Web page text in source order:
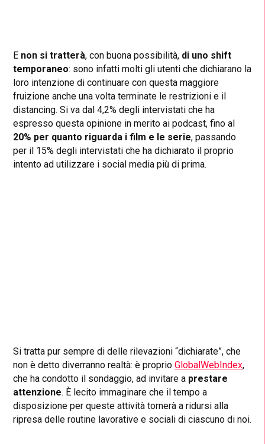
E non si tratterà, con buona possibilità, di uno shift
temporaneo: sono infatti molti gli utenti che dichiarano la
loro intenzione di continuare con questa maggiore
fruizione anche una volta terminate le restrizioni e il
distancing. Si va dal 4,2% degli intervistati che ha
espresso questa opinione in merito ai podcast, fino al
20% per quanto riguarda i film e le serie, passando
per il 15% degli intervistati che ha dichiarato il proprio
intento ad utilizzare i social media più di prima.
Si tratta pur sempre di delle rilevazioni “dichiarate”, che
non è detto diverranno realtà: è proprioGlobalWebIndex,
che ha condotto il sondaggio, ad invitare a prestare
attenzione. È lecito immaginare che il tempo a
disposizione per queste attività tornerà a ridursi alla
ripresa delle routine lavorative e sociali di ciascuno di noi.